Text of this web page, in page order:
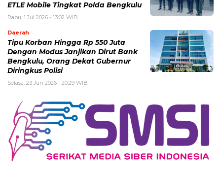
ETLE Mobile Tingkat Polda Bengkulu
Rabu, 1 Jul 2026 - 13:02 WIB
Daerah
Tipu Korban Hingga Rp 550 Juta
Dengan Modus Janjikan Dirut Bank
Bengkulu, Orang Dekat Gubernur
Diringkus Polisi
Selasa, 23 Jun 2026 - 20:29 WIB